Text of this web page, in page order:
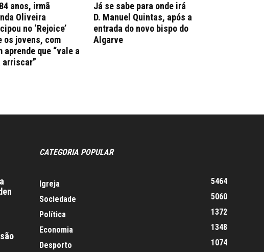
anos, irmã
Oliveira
no ‘Rejoice’
os jovens, com
aprende que “vale a
arriscar”
Já se sabe para onde irá
D. Manuel Quintas, após a
entrada do novo bispo do
Algarve
CATEGORIA POPULAR
Igreja
5464
Sociedade
5060
Política
1372
Economia
1348
Desporto
1074